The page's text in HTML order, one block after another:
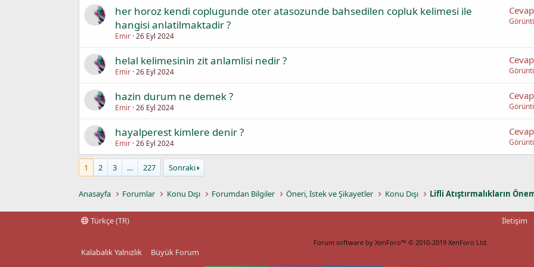
her horoz kendi coplugunde oter atasozunde bahsedilen copluk kelimesi ile
hangisi anlatilmaktadir ?
Emir 26 Eyl 2024
helal kelimesinin zit anlamlisi nedir ?
Emir 26 Eyl 2024
hazin durum ne demek ?
Emir 26 Eyl 2024
hayalperest kimlere denir ?
Emir 26 Eyl 2024
1 2 3 … 227 Sonraki
Anasayfa Forumlar Konu Dışı Forumdan Bilgiler Öneri, İstek ve Şikayetler Konu Dışı Lifli Atıştırmalıkların
Türkçe (TR) İletişim
Forum software by XenForo™ © 2010-2019 XenForo Ltd.
Kalabalık Yalnızlık Büyük Forum